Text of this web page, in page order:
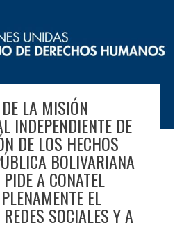
LA MISIÓN
INDEPENDIENTE DE
DE LOS HECHOS
BOLIVARIANA
A CONATEL
EL
SOCIALES Y A